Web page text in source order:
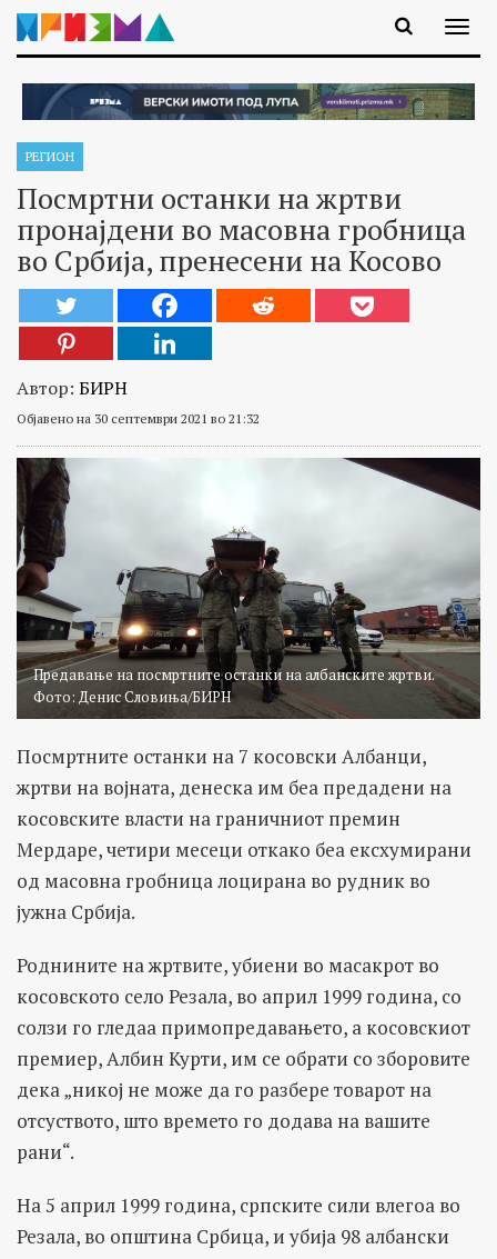
РЕГИОН
Посмртни останки на жртви
пронајдени во масовна гробница
во Србија, пренесени на Косово
Автор: БИРН
Објавено на 30 септември 2021 во 21:32
Предавање на посмртните останки на албанските жртви.
Фото: Денис Словиња/БИРН
Посмртните останки на 7 косовски Албанци,
жртви на војната, денеска им беа предадени на
косовските власти на граничниот премин
Мердаре, четири месеци откако беа ексхумирани
од масовна гробница лоцирана во рудник во
јужна Србија.
Роднините на жртвите, убиени во масакрот во
косовското село Резала, во април 1999 година, со
солзи го гледаа примопредавањето, а косовскиот
премиер, Албин Курти, им се обрати со зборовите
дека „никој не може да го разбере товарот на
отсуството, што времето го додава на вашите
рани“.
На 5 април 1999 година, српските сили влегоа во
Резала, во општина Србица, и убија 98 албански